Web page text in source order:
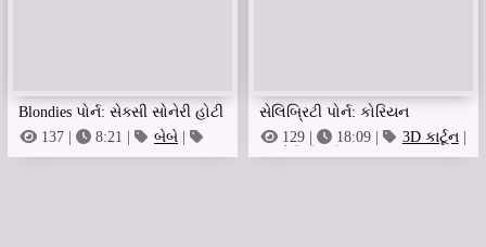
Blondies પોર્ન: સેક્સી સોનેરી હોટી
137 |
8:21 | બેબે |
Blonde
સેલિબ્રિટી પોર્ન: કોરિયન
અભિનેત્રી એબી કિમ હ્વા યોંગ
સંપૂર્ણ શૃંગારિક સેક્સી પોર્નો
129 | 18:09 | 3D કાર્ટૂન|
સેલિબ્રિટી